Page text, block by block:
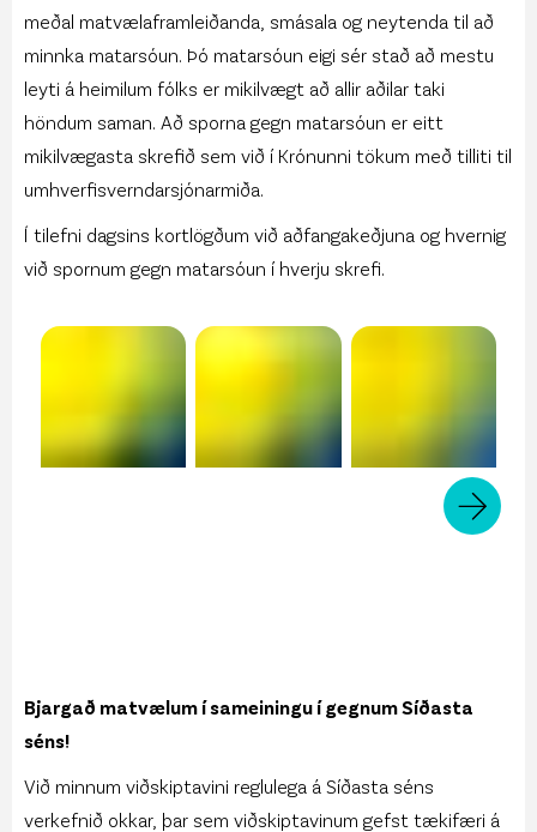
meðal matvælaframleiðanda, smásala og neytenda til að
minnka matarsóun. Þó matarsóun eigi sér stað að mestu
leyti á heimilum fólks er mikilvægt að allir aðilar taki
höndum saman. Að sporna gegn matarsóun er eitt
mikilvægasta skrefið sem við í Krónunni tökum með tilliti til
umhverfisverndarsjónarmiða.
Í tilefni dagsins kortlögðum við aðfangakeðjuna og hvernig
við spornum gegn matarsóun í hverju skrefi.
Bjargað matvælum í sameiningu í gegnum Síðasta
séns!
Við minnum viðskiptavini reglulega á Síðasta séns
verkefnið okkar, þar sem viðskiptavinum gefst tækifæri á